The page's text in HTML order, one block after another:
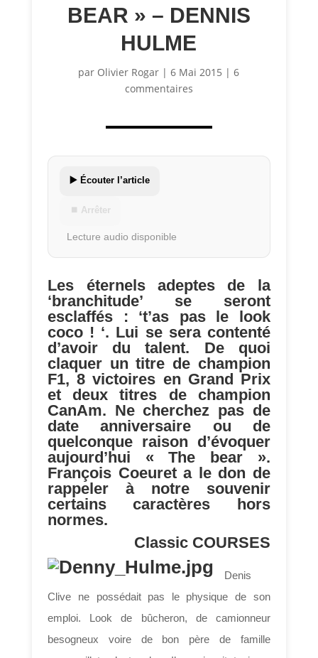
BEAR » – DENNIS
HULME
par Olivier Rogar |6 Mai 2015 |6
commentaires
▶️ Écouter l’article
⏹ Arrêter
Lecture audio disponible
Les éternels adeptes de la
‘branchitude’ se seront
esclaffés : ‘t’as pas le look
coco ! ‘. Lui se sera contenté
d’avoir du talent. De quoi
claquer un titre de champion
F1, 8 victoires en Grand Prix
et deux titres de champion
CanAm. Ne cherchez pas de
date anniversaire ou de
quelconque raison d’évoquer
aujourd’hui « The bear ».
François Coeuret a le don de
rappeler à notre souvenir
certains caractères hors
normes.
Classic COURSES
Denis
Clive ne possédait pas le physique de son
emploi. Look de bûcheron, de camionneur
besogneux voire de bon père de famille